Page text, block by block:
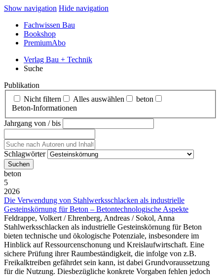
Show navigation Hide navigation
Fachwissen Bau
Bookshop
PremiumAbo
Verlag Bau + Technik
Suche
Publikation
Nicht filtern
Alles auswählen
beton
Beton‑Informationen
Jahrgang von / bis
Schlagwörter
beton
5
2026
Die Verwendung von Stahlwerksschlacken als industrielle
Gesteinskörnung für Beton – Betontechnologische Aspekte
Feldrappe, Volkert / Ehrenberg, Andreas / Sokol, Anna
Stahlwerksschlacken als industrielle Gesteinskörnung für Beton
bieten technische und ökologische Potenziale, insbesondere im
Hinblick auf Ressourcenschonung und Kreislaufwirtschaft. Eine
sichere Prüfung ihrer Raumbeständigkeit, die infolge von z.B.
Freikalktreiben gefährdet sein kann, ist dabei Grundvoraussetzung
für die Nutzung. Diesbezügliche konkrete Vorgaben fehlen jedoch